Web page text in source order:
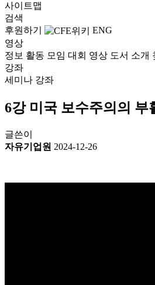
사이트맵
검색
후원하기
ENG
영상
정보 활동 모임 대회 영상 도서 소개
강좌
세미나 강좌
6강 미국 보수주의의
글쓴이
자유기업원 2024-12-26